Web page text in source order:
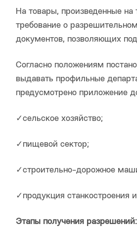
На товары, произведенные
требование о
документов, позволяющих
Согласно положениям
выдавать профильные
предусмотрено приложение
✓сельское хозяйство;
✓пищевой сектор;
✓строительно-дорожное
✓продукция станкостроения
Этапы получения разрешений: